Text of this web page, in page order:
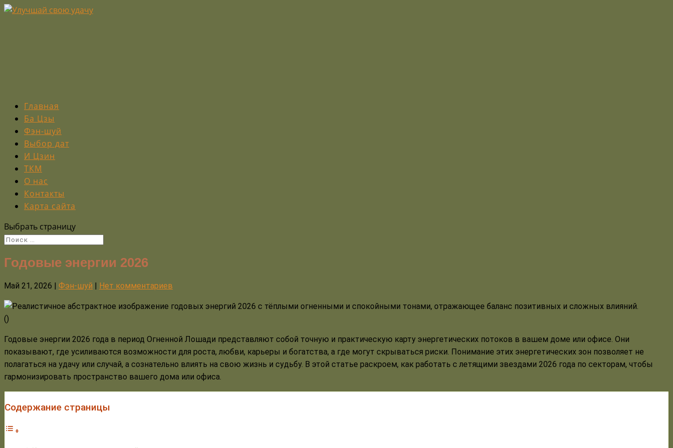
Главная
Ба Цзы
Фэн-шуй
Выбор дат
И Цзин
ТКМ
О нас
Контакты
Карта сайта
Выбрать страницу
Годовые энергии 2026
Май 21, 2026 Фэн-шуй Нет комментариев
()
Годовые энергии 2026 года в период Огненной Лошади представляют собой точную и практическую карту энергетических потоков в вашем доме или офисе. Они
показывают, где усиливаются возможности для роста, любви, карьеры и богатства, а где могут скрываться риски. Понимание этих энергетических зон позволяет не
полагаться на удачу или случай, а сознательно влиять на свою жизнь и судьбу. В этой статье раскроем, как работать с летящими звездами 2026 года по секторам, чтобы
гармонизировать пространство вашего дома или офиса.
Содержание страницы